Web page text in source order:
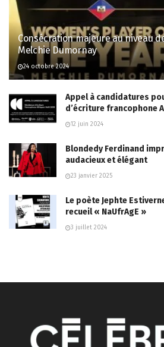
Consécration majeure au niveau
Melchie Dumornay
24 octobre 2024
Appel à candidatures
d’écriture francophone
12 juin 2024
Blondedy Ferdinand
audacieux et élégant
23 janvier 2025
Le poète Jephte
recueil « NaUfrAgE »
3 juillet 2024